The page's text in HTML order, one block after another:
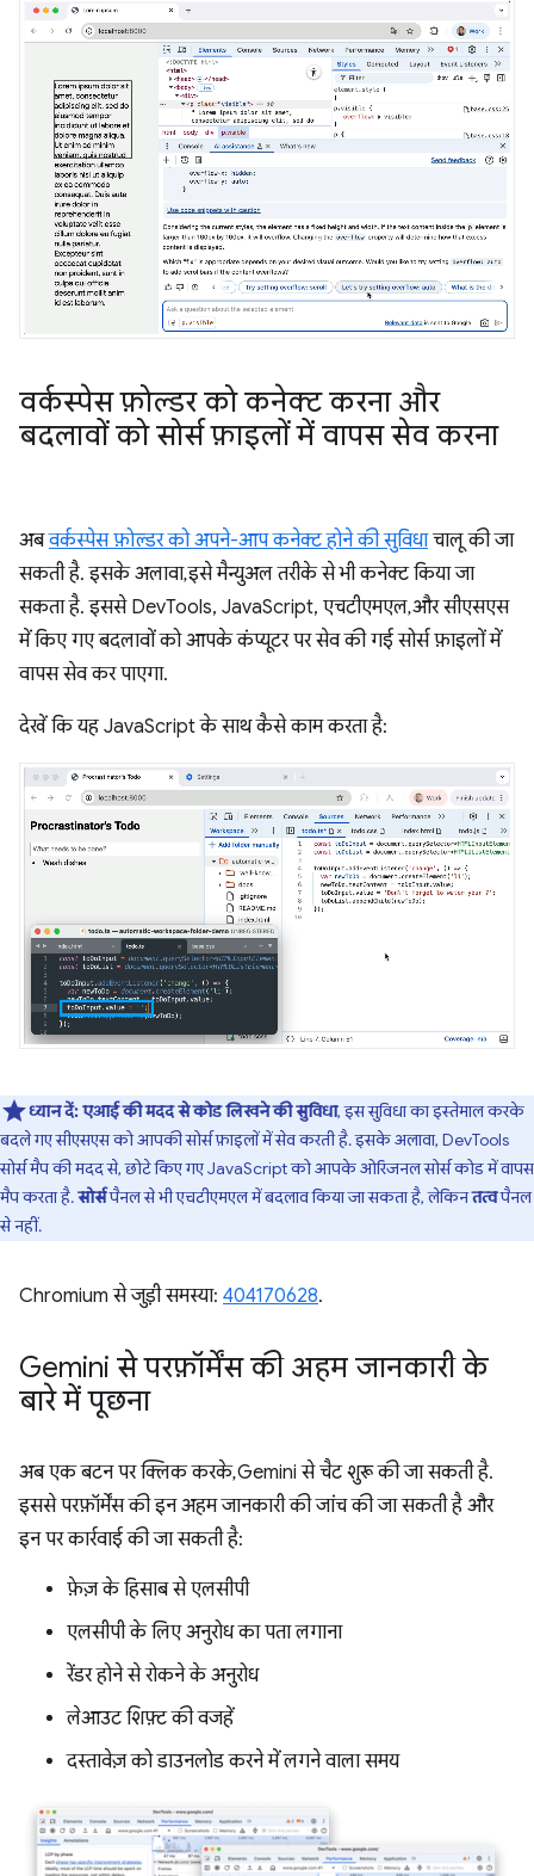
वर्कस्पेस फ़ोल्डर को कनेक्ट करना और
बदलावों को सोर्स फ़ाइलों में वापस सेव करना
अबवर्कस्पेस फ़ोल्डर को अपने-आप कनेक्ट होने की सुविधाचालू की जा
सकती है. इसके अलावा, इसे मैन्युअल तरीके से भी कनेक्ट किया जा
सकता है. इससे DevTools, JavaScript, एचटीएमएल, और सीएसएस
में किए गए बदलावों को आपके कंप्यूटर पर सेव की गई सोर्स फ़ाइलों में
वापस सेव कर पाएगा.
देखें कि यह JavaScript के साथ कैसे काम करता है:
ध्यान दें:एआई की मदद से कोड लिखने की सुविधा, इस सुविधा का इस्तेमाल करके
बदले गए सीएसएस को आपकी सोर्स फ़ाइलों में सेव करती है. इसके अलावा, DevTools
सोर्स मैप की मदद से, छोटे किए गए JavaScript को आपके ओरिजनल सोर्स कोड में वापस
मैप करता है.सोर्सपैनल से भी एचटीएमएल में बदलाव किया जा सकता है, लेकिनतत्वपैनल
से नहीं.
Chromium से जुड़ी समस्या: 404170628.
Gemini से परफ़ॉर्मेंस की अहम जानकारी के
बारे में पूछना
अब एक बटन पर क्लिक करके, Gemini से चैट शुरू की जा सकती है.
इससे परफ़ॉर्मेंस की इन अहम जानकारी की जांच की जा सकती है और
इन पर कार्रवाई की जा सकती है:
फ़ेज़ के हिसाब से एलसीपी
एलसीपी के लिए अनुरोध का पता लगाना
रेंडर होने से रोकने के अनुरोध
लेआउट शिफ़्ट की वजहें
दस्तावेज़ को डाउनलोड करने में लगने वाला समय